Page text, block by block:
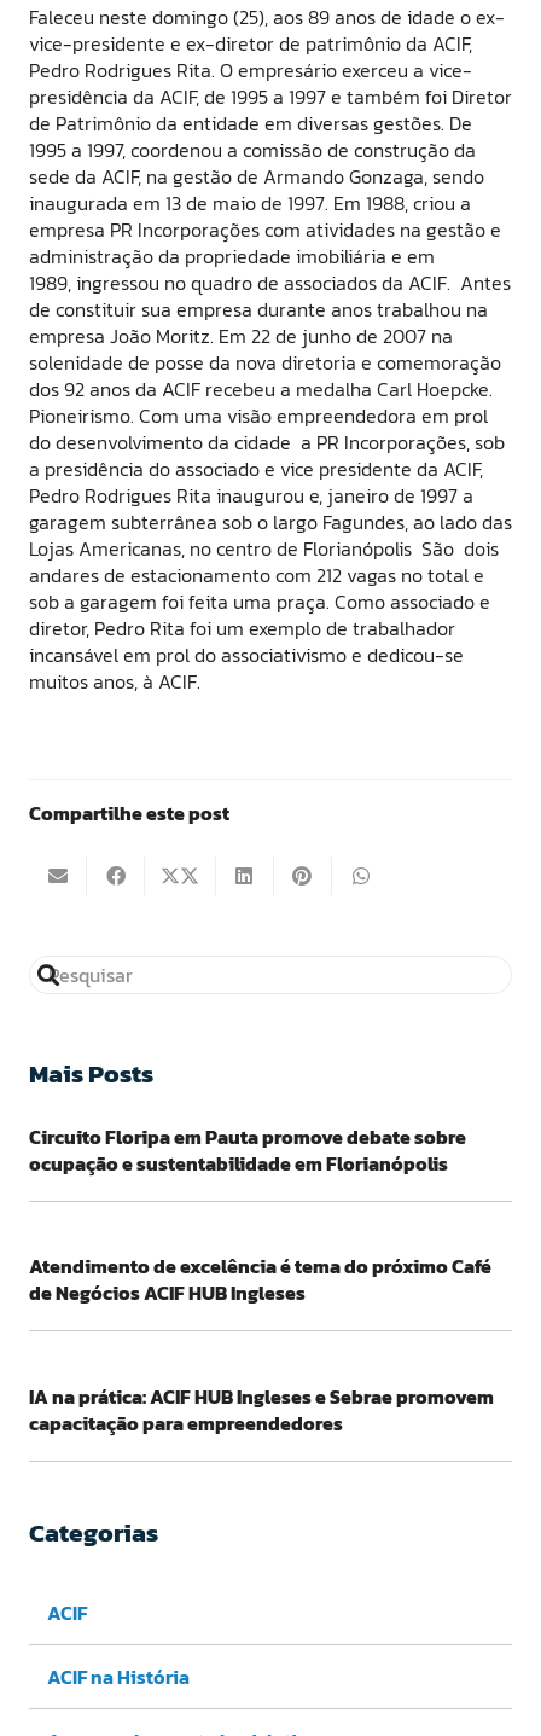
Faleceu neste domingo (25), aos 89 anos de idade o ex-
vice-presidente e ex-diretor de patrimônio da ACIF,
Pedro Rodrigues Rita. O empresário exerceu a vice-
presidência da ACIF, de 1995 a 1997 e também foi Diretor
de Patrimônio da entidade em diversas gestões. De
1995 a 1997, coordenou a comissão de construção da
sede da ACIF, na gestão de Armando Gonzaga, sendo
inaugurada em 13 de maio de 1997. Em 1988, criou a
empresa PR Incorporações com atividades na gestão e
administração da propriedade imobiliária e em
1989, ingressou no quadro de associados da ACIF. Antes
de constituir sua empresa durante anos trabalhou na
empresa João Moritz. Em 22 de junho de 2007 na
solenidade de posse da nova diretoria e comemoração
dos 92 anos da ACIF recebeu a medalha Carl Hoepcke.
Pioneirismo. Com uma visão empreendedora em prol
do desenvolvimento da cidade a PR Incorporações, sob
a presidência do associado e vice presidente da ACIF,
Pedro Rodrigues Rita inaugurou e, janeiro de 1997 a
garagem subterrânea sob o largo Fagundes, ao lado das
Lojas Americanas, no centro de Florianópolis São dois
andares de estacionamento com 212 vagas no total e
sob a garagem foi feita uma praça. Como associado e
diretor, Pedro Rita foi um exemplo de trabalhador
incansável em prol do associativismo e dedicou-se
muitos anos, à ACIF.
Compartilhe este post
Mais Posts
Circuito Floripa em Pauta promove debate sobre
ocupação e sustentabilidade em Florianópolis
Atendimento de excelência é tema do próximo Café
de Negócios ACIF HUB Ingleses
IA na prática: ACIF HUB Ingleses e Sebrae promovem
capacitação para empreendedores
Categorias
ACIF
ACIF na História